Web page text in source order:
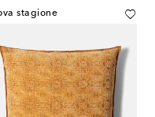
stagione